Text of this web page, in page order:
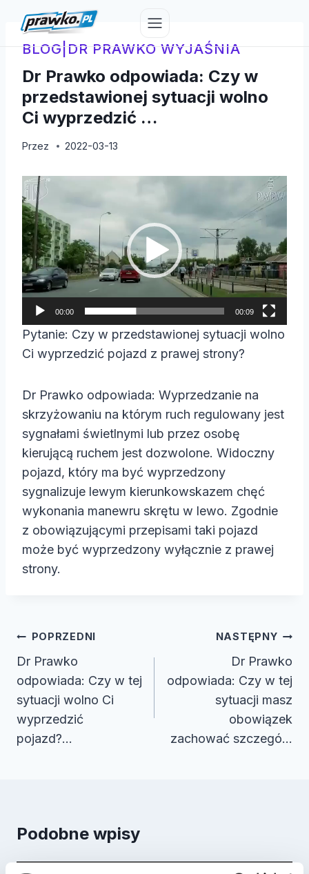
treściBLOG| DR PRAWKO WYJAŚNIA
Dr Prawko odpowiada: Czy w
przedstawionej sytuacji wolno
Ci wyprzedzić …
Przez 2022-03-13
O
d
t
w
a
r
z
c
z
i
d
e
o
00:00 00:09
Pytanie: Czy w przedstawionej sytuacji wolno
Ci wyprzedzić pojazd z prawej strony?
Dr Prawko odpowiada: Wyprzedzanie na
skrzyżowaniu na którym ruch regulowany jest
sygnałami świetlnymi lub przez osobę
kierującą ruchem jest dozwolone. Widoczny
pojazd, który ma być wyprzedzony
sygnalizuje lewym kierunkowskazem chęć
wykonania manewru skrętu w lewo. Zgodnie
z obowiązującymi przepisami taki pojazd
może być wyprzedzony wyłącznie z prawej
strony.
Nawigacja
wpisu
POPRZEDNI
Dr Prawko
odpowiada: Czy w tej
sytuacji wolno Ci
wyprzedzić
pojazd?…
NASTĘPNY
Dr Prawko
odpowiada: Czy w tej
sytuacji masz
obowiązek
zachować szczegó…
Podobne wpisy